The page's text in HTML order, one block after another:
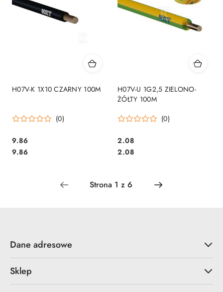
H07V-K 1X10 CZARNY 100M
(0)
Cena:
9.86
Cena:
9.86
H07V-U 1G2,5 ZIELONO-
ŻÓŁTY 100M
(0)
Cena:
2.08
Cena:
2.08
Dane adresowe
Sklep